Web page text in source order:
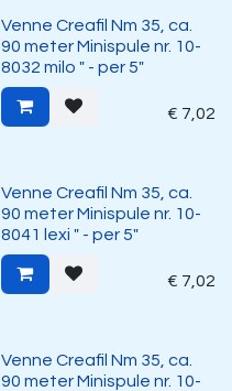
Venne Creafil Nm 35, ca.
90 meter Minispule nr. 10-
8032 milo " - per 5"
€ 7,02
Venne Creafil Nm 35, ca.
90 meter Minispule nr. 10-
8041 lexi " - per 5"
€ 7,02
Venne Creafil Nm 35, ca.
90 meter Minispule nr. 10-